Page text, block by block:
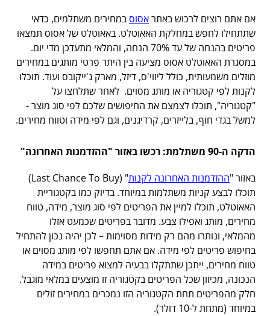
אם אתם רוצים לרכוש באתראסוסבמחירים משתלמים, כדאי
שתתחילו לחפש במחלקת האאוטלט. באאוטלט של אסוס תמצאו
פריטים בהנחה של עד 70% הנחה, והמלאי מתעדכן מדי יום.
במסגרת האאוטלט אסוס מציעה בין היתר פרטי מותגים במחירים
מוזלים משמעותית, כולל ליווי'ס, דיזל, מארק ג'ייקובס ועוד. תוכלו
לקנות לפי קטגוריה או מותג מסוים. לאחר שתלחצו על
"קטגוריה", תוכלו לצמצם את החיפושים שלכם לפי סוג מוצר -
למשל בגדי חוף, בלייזרים, קרדיגנים, וגם לפי מידה וטווח מחירים.
הדקה ה-90 משתלמת: רכשו באזור "ההזדמנות האחרונה"
באזור "ההזדמנות האחרונה לקנות
" (Last Chance To Buy)
תוכלו לבצע קניות משתלמות במיוחד. בדיוק כמו בקטגוריית
האאוטלט, תוכלו למיין את הפריטים לפי סוג מוצר, מידה, טווח
מחירים, מותג ואפילו צבע. מדובר בפריטים שכמעט אזלו
מהמלאי, ונותרו מהם רק מידות מסוימות – לכן יהיה נכון להתחיל
בחיפוש פריטים לפי מידה. אם אתם תחפשו לפי מותג מסוים או
טווח מחירים, ייתכן שתתקלו בבעיה למצוא פריטים במידה
הנכונה, מכיוון שכל הפריטים בקטגוריה זו מוצעים במלאי מוגבל.
חלק מהפריטים תחת הקטגוריה הזו נמכרים במחירים זולים
במיוחד (מתחת ל-10 דולר).